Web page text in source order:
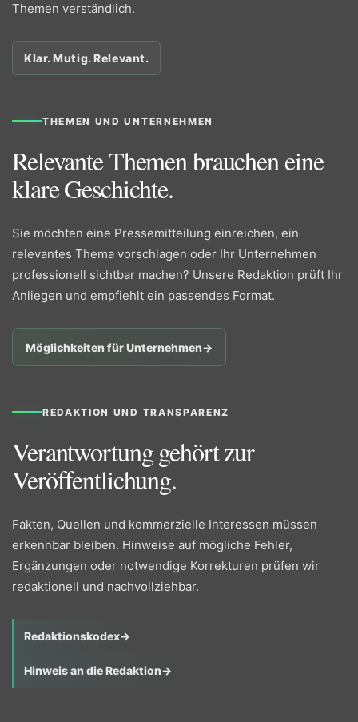
Themen verständlich.
Klar. Mutig. Relevant.
THEMEN UND UNTERNEHMEN
Relevante Themen brauchen eine
klare Geschichte.
Sie möchten eine Pressemitteilung einreichen, ein
relevantes Thema vorschlagen oder Ihr Unternehmen
professionell sichtbar machen? Unsere Redaktion prüft Ihr
Anliegen und empfiehlt ein passendes Format.
Möglichkeiten für Unternehmen→
REDAKTION UND TRANSPARENZ
Verantwortung gehört zur
Veröffentlichung.
Fakten, Quellen und kommerzielle Interessen müssen
erkennbar bleiben. Hinweise auf mögliche Fehler,
Ergänzungen oder notwendige Korrekturen prüfen wir
redaktionell und nachvollziehbar.
Redaktionskodex→
Hinweis an die Redaktion→